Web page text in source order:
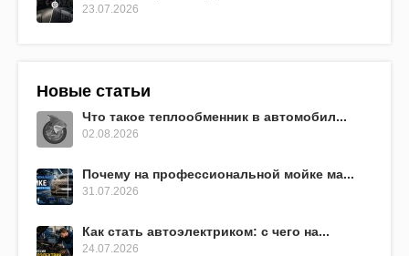
23.07.2026
Новые статьи
Что такое теплообменник в автомобил...
02.08.2026
Почему на профессиональной мойке ма...
31.07.2026
Как стать автоэлектриком: с чего на...
24.07.2026